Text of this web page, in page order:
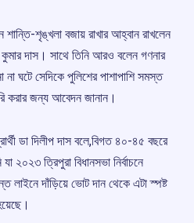
শান্তি-শৃঙ্খলা বজায় রাখার আহ্বান রাখলেন
দাস। সাথে তিনি আরও বলেন গণনার
ঘটে সেদিকে পুলিশের পাশাপাশি সমস্ত
করার জন্য আবেদন জানান।
ডা দিলীপ দাস বলে,বিগত ৪০-৪৫ বছরে
২০২৩ ত্রিপুরা বিধানসভা নির্বাচনে
লাইনে দাঁড়িয়ে ভোট দান থেকে এটা স্পষ্ট